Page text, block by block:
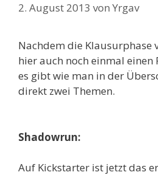
2. August 2013 von Yrgav
Nachdem die Klausurphase
hier auch noch einmal einen
es gibt wie man in der
direkt zwei Themen.
Shadowrun:
Auf Kickstarter ist jetzt das